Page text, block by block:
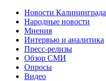
Новости Калининграда
Народные новости
Мнения
Интервью и аналитика
Пресс-релизы
Обзор СМИ
Опросы
Видео